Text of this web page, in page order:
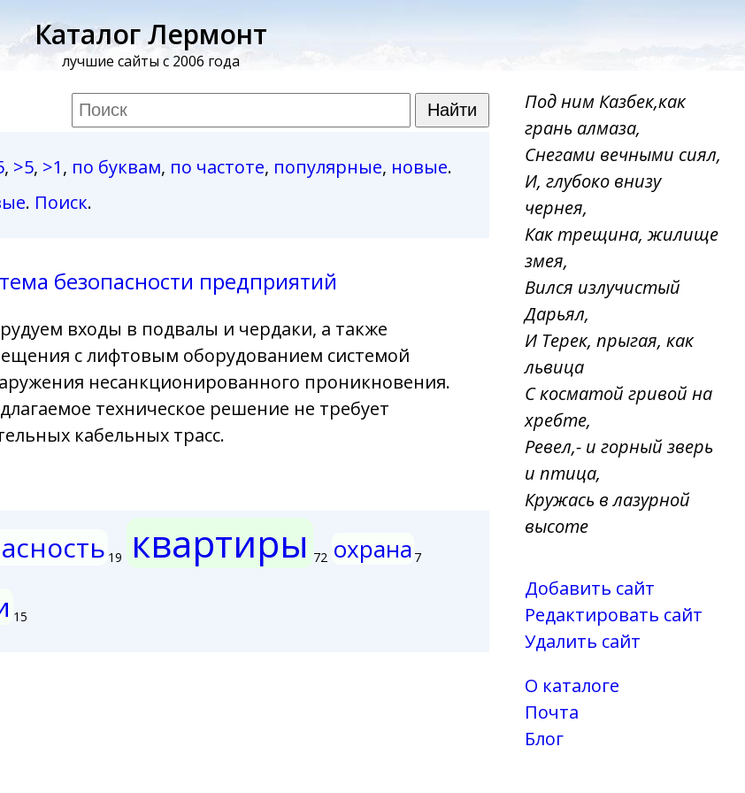
Каталог Лермонт
лучшие сайты с 2006 года
, >5, >1, по буквам, по частоте, популярные, новые.
. Поиск.
безопасности предприятий
входы в подвалы и чердаки, а также
с лифтовым оборудованием системой
несанкционированного проникновения.
техническое решение не требует
кабельных трасс.
19 квартиры 72 охрана 7
15
Под ним Казбек,как
грань алмаза,
Снегами вечными сиял,
И, глубоко внизу
чернея,
Как трещина, жилище
змея,
Вился излучистый
Дарьял,
И Терек, прыгая, как
львица
С косматой гривой на
хребте,
Ревел,- и горный зверь
и птица,
Кружась в лазурной
высоте
Добавить сайт
Редактировать сайт
Удалить сайт
О каталоге
Почта
Блог